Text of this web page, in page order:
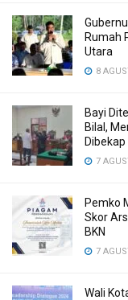
Rumah
Utara
8
Bayi
Bilal,
Dibekap
7
Pemko
Skor
BKN
7
Wali